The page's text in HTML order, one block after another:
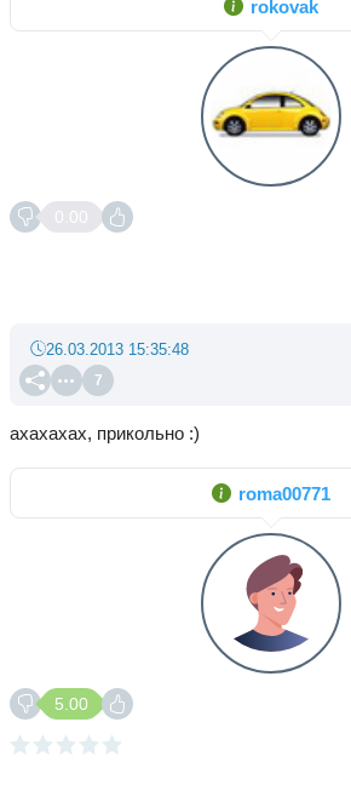
rokovak
0.00
7
26.03.2013 15:35:48
ахахахах, прикольно :)
roma00771
5.00